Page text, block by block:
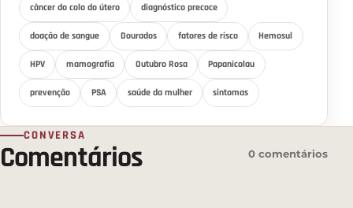
câncer do colo do útero diagnóstico precoce
doação de sangue Dourados fatores de risco Hemosul
HPV mamografia Outubro Rosa Papanicolau
prevenção PSA saúde da mulher sintomas
CONVERSA
Comentários 0 comentários